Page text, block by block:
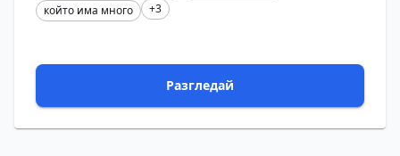
който има много
+3
Разгледай